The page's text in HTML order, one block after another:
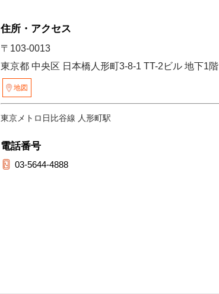
住所・アクセス
〒103-0013
東京都 中央区 日本橋人形町3-8-1 TT-2ビル 地下1階
地図
東京メトロ日比谷線 人形町駅
電話番号
03-5644-4888